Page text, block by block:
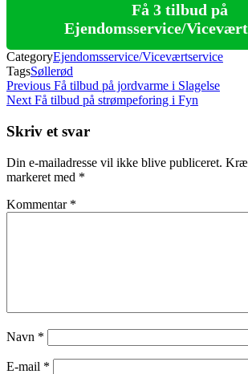
Få 3 tilbud på
Ejendomsservice/
CategoryEjendomsservice/Viceværtservice
TagsSøllerød
Indlægsnavigation
Previous
Post
Previous Få tilbud på jordvarme i Slagelse
Next
Next Få tilbud på strømpeforing i Fyn
Skriv et svar
Din e-mailadresse vil ikke blive publiceret.
markeret med *
Kommentar *
Navn *
E-mail *